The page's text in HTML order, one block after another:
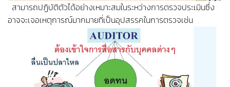
สามารถปฏิบัติตัวได้อย่างเหมาะสมในระหว่างการตรวจประเมินซึ่ง
อาจจะเจอเหตุการณ์มากมายที่เป็นอุปสรรคในการตรวจเช่น